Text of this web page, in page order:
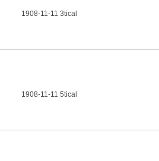
1908-11-11 3tical
1908-11-11 5tical